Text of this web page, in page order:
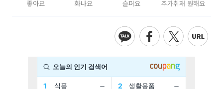
좋아요 화나요 슬퍼요 추가취재 원해요